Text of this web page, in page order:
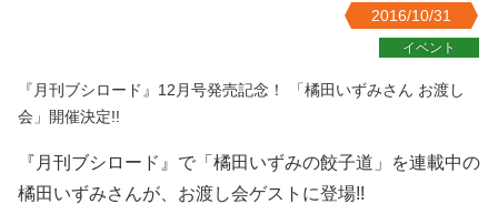
コミックグロウル
2016/10/31
イベント
『月刊ブシロード』12月号発売記念！ 「橘田いずみさん お渡し
会」開催決定!!
『月刊ブシロード』で「橘田いずみの餃子道」を連載中の
橘田いずみさんが、お渡し会ゲストに登場!!